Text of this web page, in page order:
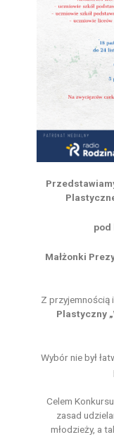
pod
Małżonki
Z przyjemnością
Plastyczny
Wybór nie był
Celem
zasad
młodzieży, a